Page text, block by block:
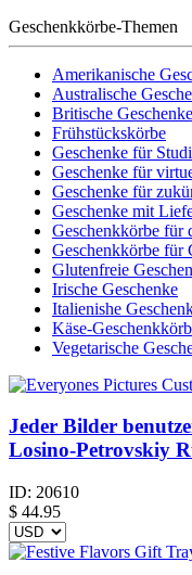
Geschenkkörbe-Themen
Amerikanische
Australische
Britische Geschenke
Frühstückskörbe
Geschenke für
Geschenke für
Geschenke für
Geschenke mit
Geschenkkörbe für
Geschenkkörbe für
Glutenfreie
Irische Geschenke
Italienishe
Käse-
Vegetarische
Jeder Bilder
Losino-Petrovskiy
ID: 20610
$ 44.95